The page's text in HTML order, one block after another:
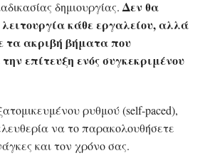
δημιουργίας. Δεν θα
κάθε εργαλείου, αλλά
τα ακριβή βήματα που
επίτευξη ενός συγκεκριμένου
ρυθμού (self-paced),
να το παρακολουθήσετε
και τον χρόνο σας.